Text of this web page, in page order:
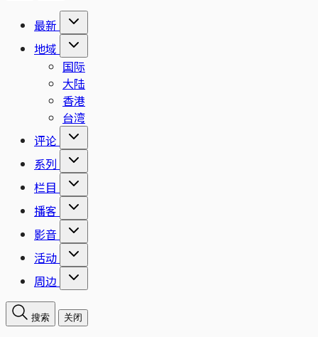
最新
地域
国际
大陆
香港
台湾
评论
系列
栏目
播客
影音
活动
周边
搜索 关闭